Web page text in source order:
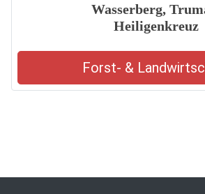
Wasserberg,
Heiligenkreuz
Forst- &